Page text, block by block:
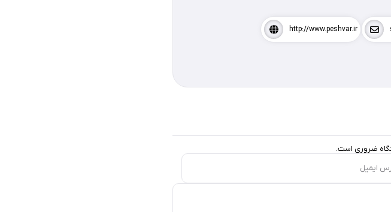
http://www.peshvar.ir
ضروری است.
ایمیل